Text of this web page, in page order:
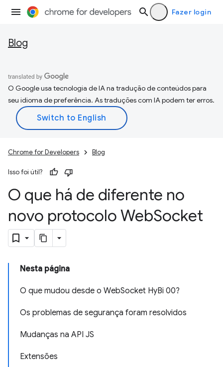
Fazer login
Blog
O Google usa tecnologia de IA na tradução de conteúdos para
seu idioma de preferência. As traduções com IA podem ter erros.
Chrome for Developers Blog
Isso foi útil?
O que há de diferente no
novo protocolo WebSocket
Nesta página
O que mudou desde o WebSocket HyBi 00?
Os problemas de segurança foram resolvidos
Mudanças na API JS
Extensões